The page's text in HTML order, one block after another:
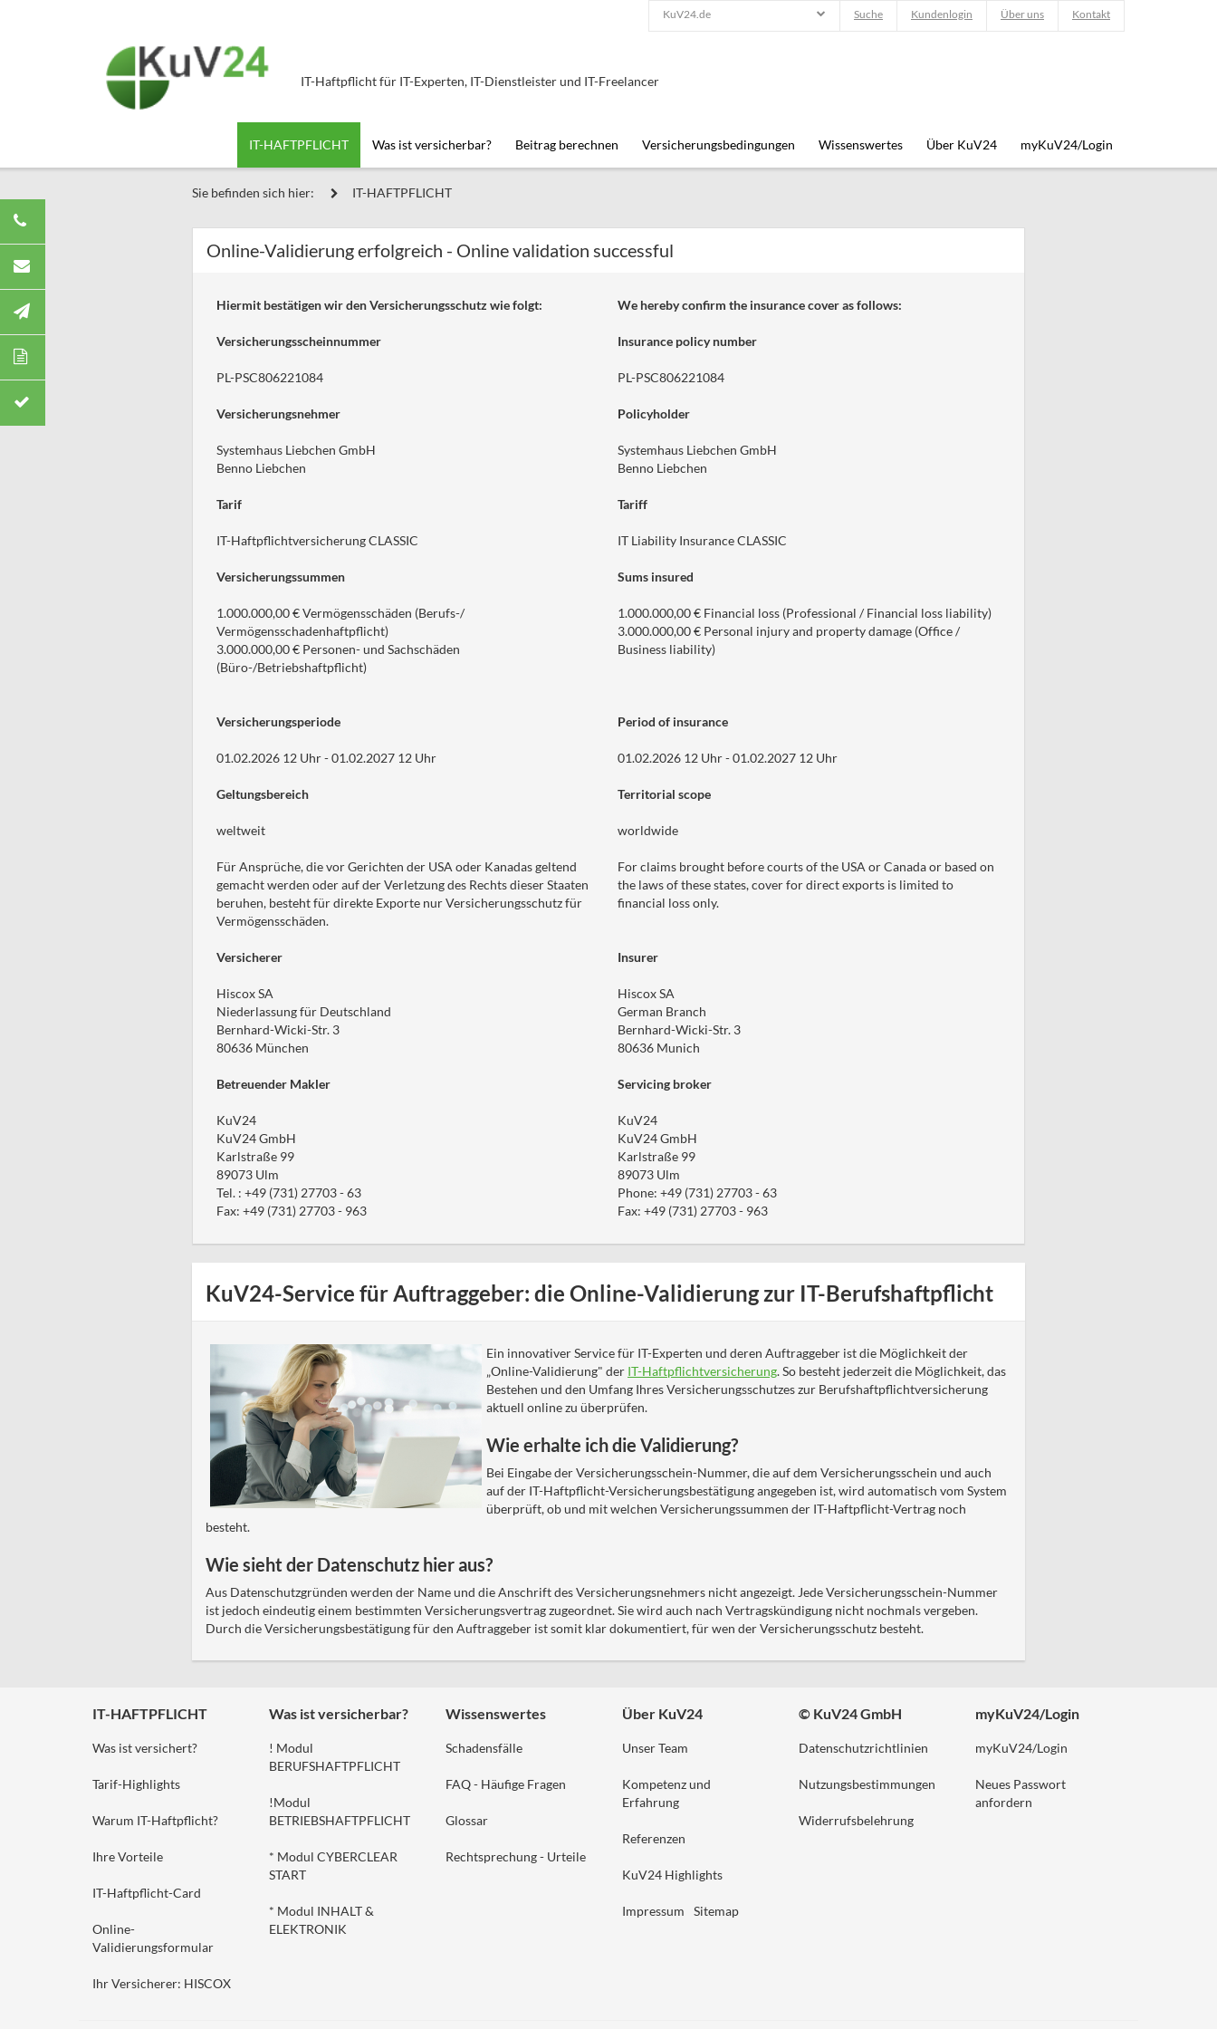
IT-Haftpflicht für IT-Experten, IT-Dienstleister und IT-Freelancer
KuV24.de Suche Kundenlogin Über uns Kontakt
IT-HAFTPFLICHT Was ist versicherbar? Beitrag berechnen Versicherungsbedingungen Wissenswertes Über KuV24 myKuV24/Login
Sie befinden sich hier: IT-HAFTPFLICHT
Online-Validierung erfolgreich - Online validation successful
Hiermit bestätigen wir den Versicherungsschutz wie folgt: We hereby confirm the insurance cover as follows:
Versicherungsscheinnummer Insurance policy number
PL-PSC806221084 PL-PSC806221084
Versicherungsnehmer Policyholder
Systemhaus Liebchen GmbH
Benno Liebchen
Systemhaus Liebchen GmbH
Benno Liebchen
Tarif Tariff
IT-Haftpflichtversicherung CLASSIC IT Liability Insurance CLASSIC
Versicherungssummen Sums insured
1.000.000,00 € Vermögensschäden (Berufs-/
Vermögensschadenhaftpflicht)
3.000.000,00 € Personen- und Sachschäden
(Büro-/Betriebshaftpflicht)
1.000.000,00 € Financial loss (Professional / Financial loss liability)
3.000.000,00 € Personal injury and property damage (Office /
Business liability)
Versicherungsperiode Period of insurance
01.02.2026 12 Uhr - 01.02.2027 12 Uhr 01.02.2026 12 Uhr - 01.02.2027 12 Uhr
Geltungsbereich Territorial scope
weltweit
Für Ansprüche, die vor Gerichten der USA oder Kanadas geltend
gemacht werden oder auf der Verletzung des Rechts dieser Staaten
beruhen, besteht für direkte Exporte nur Versicherungsschutz für
Vermögensschäden.
worldwide
For claims brought before courts of the USA or Canada or based on
the laws of these states, cover for direct exports is limited to
financial loss only.
Versicherer Insurer
Hiscox SA
Niederlassung für Deutschland
Bernhard-Wicki-Str. 3
80636 München
Hiscox SA
German Branch
Bernhard-Wicki-Str. 3
80636 Munich
Betreuender Makler Servicing broker
KuV24
KuV24 GmbH
Karlstraße 99
89073 Ulm
Tel. : +49 (731) 27703 - 63
Fax: +49 (731) 27703 - 963
KuV24
KuV24 GmbH
Karlstraße 99
89073 Ulm
Phone: +49 (731) 27703 - 63
Fax: +49 (731) 27703 - 963
KuV24-Service für Auftraggeber: die Online-Validierung zur IT-Berufshaftpflicht
Ein innovativer Service für IT-Experten und deren Auftraggeber ist die Möglichkeit der
„Online-Validierung" der IT-Haftpflichtversicherung. So besteht jederzeit die Möglichkeit, das
Bestehen und den Umfang Ihres Versicherungsschutzes zur Berufshaftpflichtversicherung
aktuell online zu überprüfen.
Wie erhalte ich die Validierung?
Bei Eingabe der Versicherungsschein-Nummer, die auf dem Versicherungsschein und auch
auf der IT-Haftpflicht-Versicherungsbestätigung angegeben ist, wird automatisch vom System
überprüft, ob und mit welchen Versicherungssummen der IT-Haftpflicht-Vertrag noch
besteht.
Wie sieht der Datenschutz hier aus?
Aus Datenschutzgründen werden der Name und die Anschrift des Versicherungsnehmers nicht angezeigt. Jede Versicherungsschein-Nummer
ist jedoch eindeutig einem bestimmten Versicherungsvertrag zugeordnet. Sie wird auch nach Vertragskündigung nicht nochmals vergeben.
Durch die Versicherungsbestätigung für den Auftraggeber ist somit klar dokumentiert, für wen der Versicherungsschutz besteht.
IT-HAFTPFLICHT
Was ist versichert?
Tarif-Highlights
Warum IT-Haftpflicht?
Ihre Vorteile
IT-Haftpflicht-Card
Online-
Validierungsformular
Ihr Versicherer: HISCOX
Was ist versicherbar?
! Modul
BERUFSHAFTPFLICHT
!Modul
BETRIEBSHAFTPFLICHT
* Modul CYBERCLEAR
START
* Modul INHALT &
ELEKTRONIK
Wissenswertes
Schadensfälle
FAQ - Häufige Fragen
Glossar
Rechtsprechung - Urteile
Über KuV24
Unser Team
Kompetenz und
Erfahrung
Referenzen
KuV24 Highlights
Impressum Sitemap
© KuV24 GmbH
Datenschutzrichtlinien
Nutzungsbestimmungen
Widerrufsbelehrung
myKuV24/Login
myKuV24/Login
Neues Passwort
anfordern